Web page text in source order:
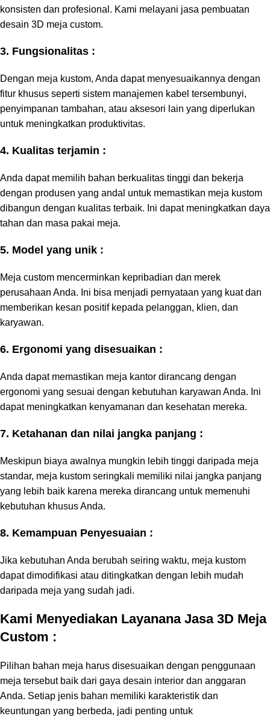
konsisten dan profesional. Kami melayani jasa pembuatan
desain 3D meja custom.
3. Fungsionalitas :
Dengan meja kustom, Anda dapat menyesuaikannya dengan
fitur khusus seperti sistem manajemen kabel tersembunyi,
penyimpanan tambahan, atau aksesori lain yang diperlukan
untuk meningkatkan produktivitas.
4. Kualitas terjamin :
Anda dapat memilih bahan berkualitas tinggi dan bekerja
dengan produsen yang andal untuk memastikan meja kustom
dibangun dengan kualitas terbaik. Ini dapat meningkatkan daya
tahan dan masa pakai meja.
5. Model yang unik :
Meja custom mencerminkan kepribadian dan merek
perusahaan Anda. Ini bisa menjadi pernyataan yang kuat dan
memberikan kesan positif kepada pelanggan, klien, dan
karyawan.
6. Ergonomi yang disesuaikan :
Anda dapat memastikan meja kantor dirancang dengan
ergonomi yang sesuai dengan kebutuhan karyawan Anda. Ini
dapat meningkatkan kenyamanan dan kesehatan mereka.
7. Ketahanan dan nilai jangka panjang :
Meskipun biaya awalnya mungkin lebih tinggi daripada meja
standar, meja kustom seringkali memiliki nilai jangka panjang
yang lebih baik karena mereka dirancang untuk memenuhi
kebutuhan khusus Anda.
8. Kemampuan Penyesuaian :
Jika kebutuhan Anda berubah seiring waktu, meja kustom
dapat dimodifikasi atau ditingkatkan dengan lebih mudah
daripada meja yang sudah jadi.
Kami Menyediakan Layanana Jasa 3D Meja
Custom :
Pilihan bahan meja harus disesuaikan dengan penggunaan
meja tersebut baik dari gaya desain interior dan anggaran
Anda. Setiap jenis bahan memiliki karakteristik dan
keuntungan yang berbeda, jadi penting untuk